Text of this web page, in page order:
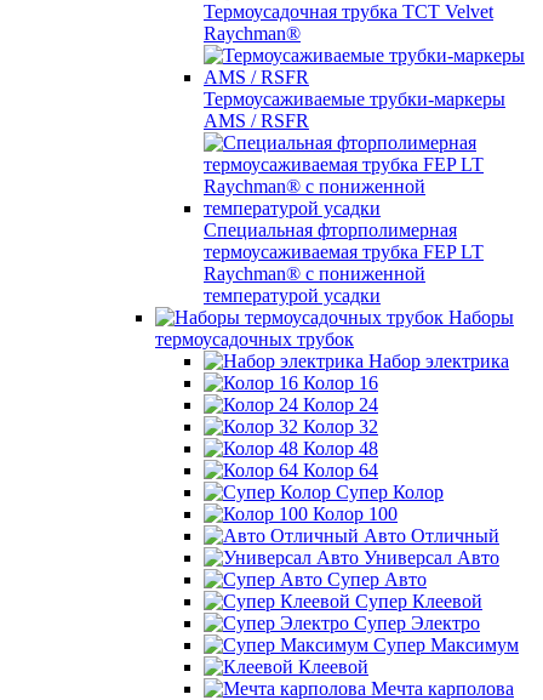
Термоусадочная трубка TCT Velvet
Raychman®
Термоусаживаемые трубки-маркеры
AMS / RSFR
Специальная фторполимерная
термоусаживаемая трубка FEP LT
Raychman® с пониженной
температурой усадки
Наборы
термоусадочных трубок
Набор электрика
Колор 16
Колор 24
Колор 32
Колор 48
Колор 64
Супер Колор
Колор 100
Авто Отличный
Универсал Авто
Супер Авто
Супер Клеевой
Супер Электро
Супер Максимум
Клеевой
Мечта карполова